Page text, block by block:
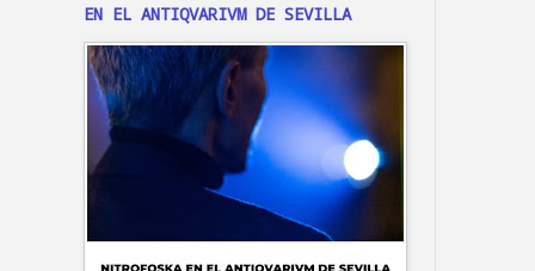
EN EL ANTIQVARIVM DE SEVILLA